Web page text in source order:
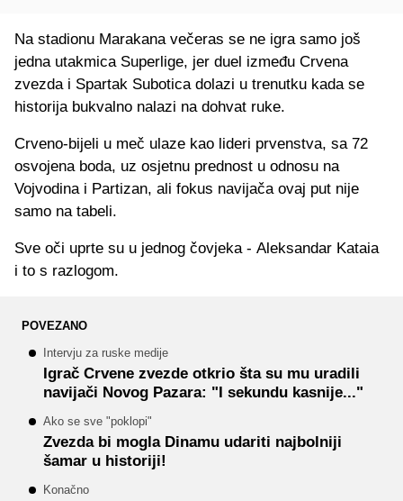
Na stadionu Marakana večeras se ne igra samo još
jedna utakmica Superlige, jer duel između Crvena
zvezda i Spartak Subotica dolazi u trenutku kada se
historija bukvalno nalazi na dohvat ruke.
Crveno-bijeli u meč ulaze kao lideri prvenstva, sa 72
osvojena boda, uz osjetnu prednost u odnosu na
Vojvodina i Partizan, ali fokus navijača ovaj put nije
samo na tabeli.
Sve oči uprte su u jednog čovjeka - Aleksandar Kataia
i to s razlogom.
POVEZANO
Intervju za ruske medije
Igrač Crvene zvezde otkrio šta su mu uradili
navijači Novog Pazara: "I sekundu kasnije..."
Ako se sve "poklopi"
Zvezda bi mogla Dinamu udariti najbolniji
šamar u historiji!
Konačno